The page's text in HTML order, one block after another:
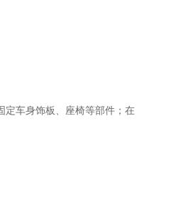
定车身饰板、座椅等部件；在